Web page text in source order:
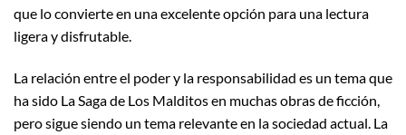
que lo convierte en una excelente opción para una lectura
ligera y disfrutable.
La relación entre el poder y la responsabilidad es un tema que
ha sido La Saga de Los Malditos en muchas obras de ficción,
pero sigue siendo un tema relevante en la sociedad actual. La